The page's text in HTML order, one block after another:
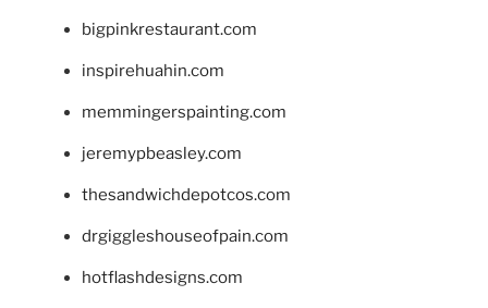
bigpinkrestaurant.com
inspirehuahin.com
memmingerspainting.com
jeremypbeasley.com
thesandwichdepotcos.com
drgiggleshouseofpain.com
hotflashdesigns.com